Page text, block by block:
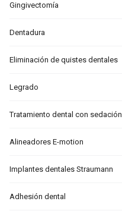
Gingivectomía
Dentadura
Eliminación de quistes dentales
Legrado
Tratamiento dental con sedación
Alineadores E-motion
Implantes dentales Straumann
Adhesión dental